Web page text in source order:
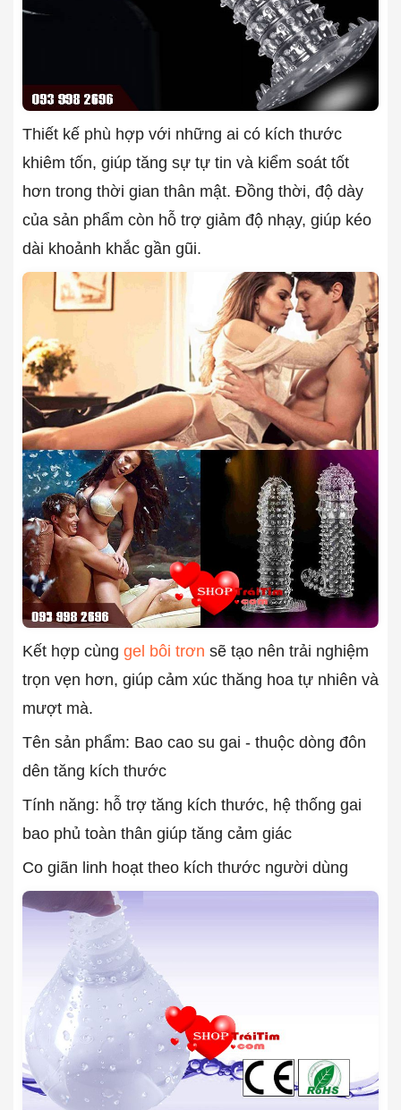
Thiết kế phù hợp với những ai có kích thước
khiêm tốn, giúp tăng sự tự tin và kiểm soát tốt
hơn trong thời gian thân mật. Đồng thời, độ dày
của sản phẩm còn hỗ trợ giảm độ nhạy, giúp kéo
dài khoảnh khắc gần gũi.
Kết hợp cùng gel bôi trơn sẽ tạo nên trải nghiệm
trọn vẹn hơn, giúp cảm xúc thăng hoa tự nhiên và
mượt mà.
Tên sản phẩm: Bao cao su gai - thuộc dòng đôn
dên tăng kích thước
Tính năng: hỗ trợ tăng kích thước, hệ thống gai
bao phủ toàn thân giúp tăng cảm giác
Co giãn linh hoạt theo kích thước người dùng